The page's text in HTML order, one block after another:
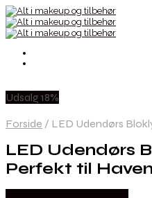
Udsalg 18%
Forside / LED Udendørs
LED Udendørs
Perfekt til Haven